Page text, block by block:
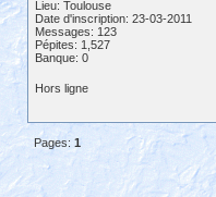
Lieu: Toulouse
Date d'inscription: 23-03-2011
Messages: 123
Pépites: 1,527
Banque: 0
Hors ligne
Pages: 1